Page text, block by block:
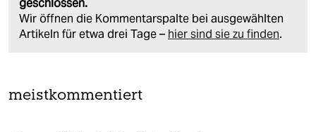
geschlossen.
Wir öffnen die Kommentarspalte bei ausgewählten
Artikeln für etwa drei Tage – hier sind sie zu finden.
meistkommentiert